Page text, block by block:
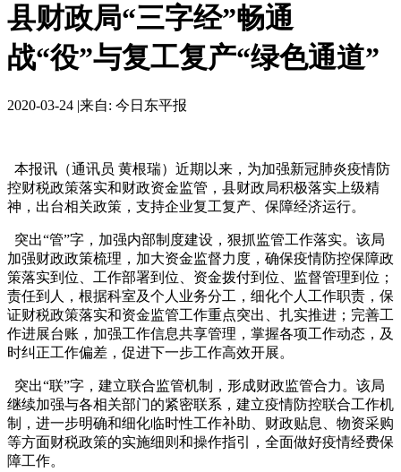
县财政局“三字经”畅通
战“役”与复工复产“绿色通道”
2020-03-24 |来自: 今日东平报
本报讯（通讯员 黄根瑞）近期以来，为加强新冠肺炎疫情防
控财税政策落实和财政资金监管，县财政局积极落实上级精
神，出台相关政策，支持企业复工复产、保障经济运行。
突出“管”字，加强内部制度建设，狠抓监管工作落实。该局
加强财政政策梳理，加大资金监督力度，确保疫情防控保障政
策落实到位、工作部署到位、资金拨付到位、监督管理到位；
责任到人，根据科室及个人业务分工，细化个人工作职责，保
证财税政策落实和资金监管工作重点突出、扎实推进；完善工
作进展台账，加强工作信息共享管理，掌握各项工作动态，及
时纠正工作偏差，促进下一步工作高效开展。
突出“联”字，建立联合监管机制，形成财政监管合力。该局
继续加强与各相关部门的紧密联系，建立疫情防控联合工作机
制，进一步明确和细化临时性工作补助、财政贴息、物资采购
等方面财税政策的实施细则和操作指引，全面做好疫情经费保
障工作。